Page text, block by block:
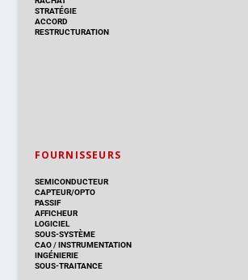
STRATÉGIE
ACCORD
RESTRUCTURATION
FOURNISSEURS
SEMICONDUCTEUR
CAPTEUR/OPTO
PASSIF
AFFICHEUR
LOGICIEL
SOUS-SYSTÈME
CAO/INSTRUMENTATION
INGÉNIERIE
SOUS-TRAITANCE